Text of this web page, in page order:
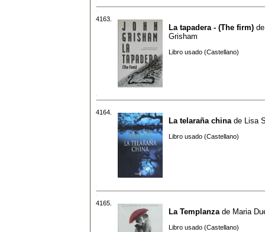
4163.
La tapadera - (The firm)
Grisham
Libro usado (Castellano)
4164.
La telaraña china de Lisa
Libro usado (Castellano)
4165.
La Templanza de Maria
Libro usado (Castellano)